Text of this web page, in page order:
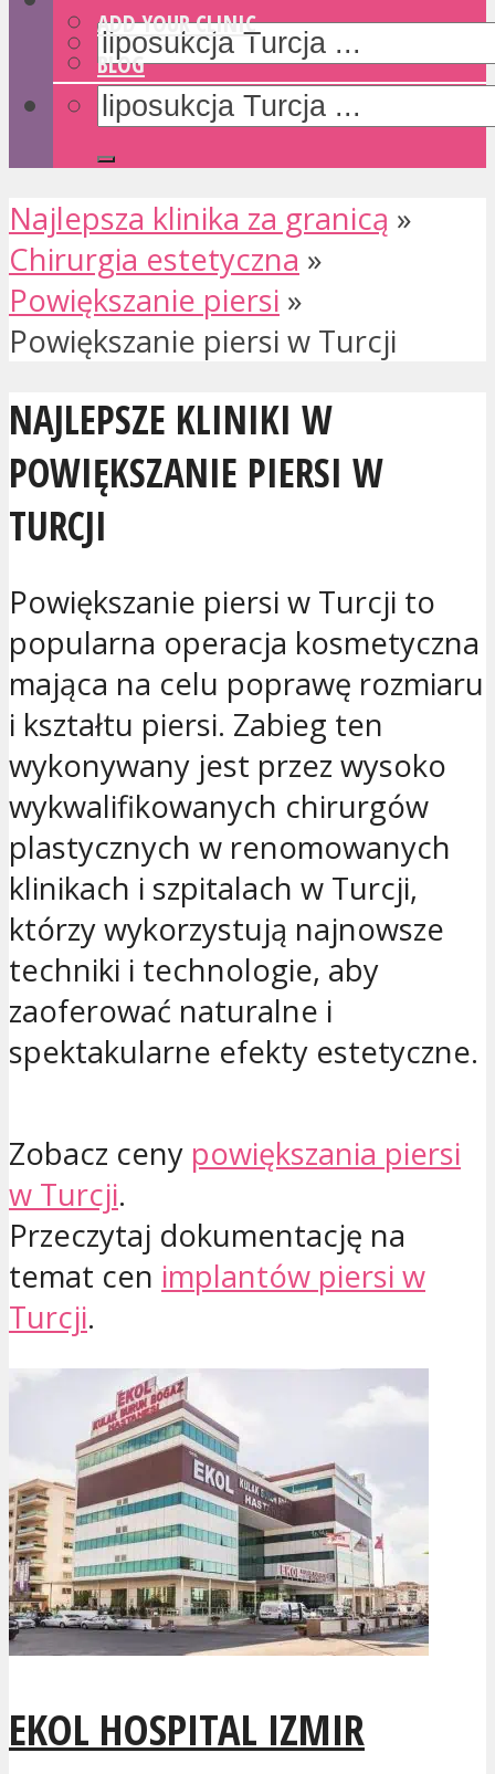
ADD YOUR CLINIC
BLOG
Najlepsza klinika za granicą »
Chirurgia estetyczna »
Powiększanie piersi »
Powiększanie piersi w Turcji
NAJLEPSZE KLINIKI W
POWIĘKSZANIE PIERSI W
TURCJI
Powiększanie piersi w Turcji to
popularna operacja kosmetyczna
mająca na celu poprawę rozmiaru
i kształtu piersi. Zabieg ten
wykonywany jest przez wysoko
wykwalifikowanych chirurgów
plastycznych w renomowanych
klinikach i szpitalach w Turcji,
którzy wykorzystują najnowsze
techniki i technologie, aby
zaoferować naturalne i
spektakularne efekty estetyczne.
Zobacz ceny powiększania piersi
w Turcji.
Przeczytaj dokumentację na
temat cen implantów piersi w
Turcji.
EKOL HOSPITAL IZMIR